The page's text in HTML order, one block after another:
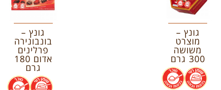
גונץ –
מוצרט
משושה
300 גרם
.
.
גונץ –
בונבונירה
פרלינים
אדום 180
גרם
.
.